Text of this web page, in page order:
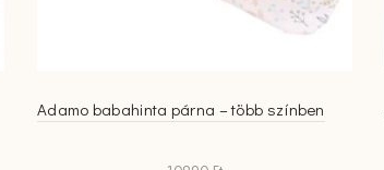
Adamo babahinta párna – több színben